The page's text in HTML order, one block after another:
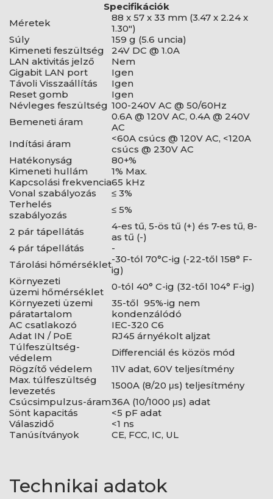
Specifikációk
Méretek
88 x 57 x 33 mm (3.47 x 2.24 x
1.30")
Súly
159 g (5.6 uncia)
Kimeneti feszültség
24V DC @ 1.0A
LAN aktivitás jelző
Nem
Gigabit LAN port
Igen
Távoli Visszaállítás
Igen
Reset gomb
Igen
Névleges feszültség 100-240V AC @ 50/60Hz
Bemeneti áram
0.6A @ 120V AC, 0.4A @ 240V
AC
Indítási áram
<60A csúcs @ 120V AC, <120A
csúcs @ 230V AC
Hatékonyság
80+%
Kimeneti hullám
1% Max.
Kapcsolási frekvencia65 kHz
Vonal szabályozás
≤ 3%
Terhelés
szabályozás
≤ 5%
2 pár tápellátás
4-es tű, 5-ös tű (+) és 7-es tű, 8-
as tű (-)
4 pár tápellátás
-
Tárolási hőmérséklet-30-tól 70°C-ig (-22-től 158° F-
ig)
Környezeti
üzemi hőmérséklet
0-tól 40° C-ig (32-től 104° F-ig)
Környezeti üzemi
páratartalom
35-től 95%-ig nem
kondenzálódó
AC csatlakozó
IEC-320 C6
Adat IN / PoE
RJ45 árnyékolt aljzat
Túlfeszültség-
védelem
Differenciál és közös mód
Rögzítő védelem
11V adat, 60V teljesítmény
Max. túlfeszültség
levezetés
1500A (8/20 μs) teljesítmény
Csúcsimpulzus-áram36A (10/1000 μs) adat
Sönt kapacitás
<5 pF adat
Válaszidő
<1 ns
Tanúsítványok
CE, FCC, IC, UL
Technikai adatok